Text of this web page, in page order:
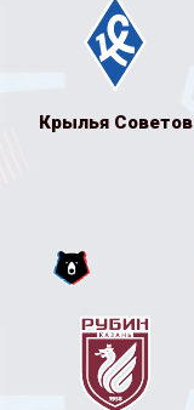
Крылья Советов